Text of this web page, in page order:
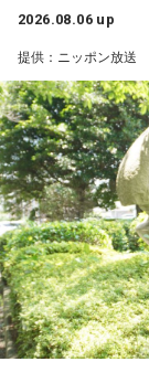
2026.08.06 up
提供：ニッポン放送